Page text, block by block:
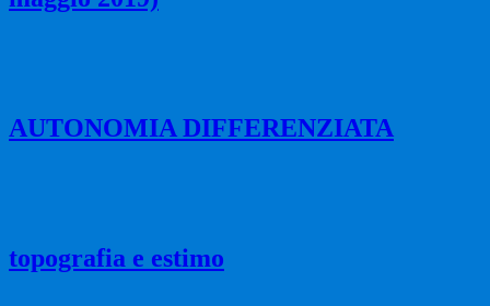
AUTONOMIA DIFFERENZIATA
topografia e estimo